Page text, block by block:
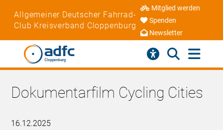
Allgemeiner Deutscher Fahrrad-
Club Kreisverband Cloppenburg
Mitglied werden
Spenden
Newsletter
Dokumentarfilm Cycling Cities
16.12.2025